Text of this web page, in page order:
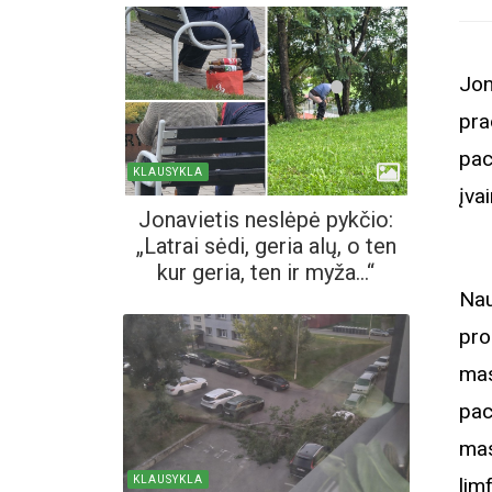
KLAUSYKLA
Jonavietis neslėpė pykčio:
„Latrai sėdi, geria alų, o ten
kur geria, ten ir myža...“
KLAUSYKLA